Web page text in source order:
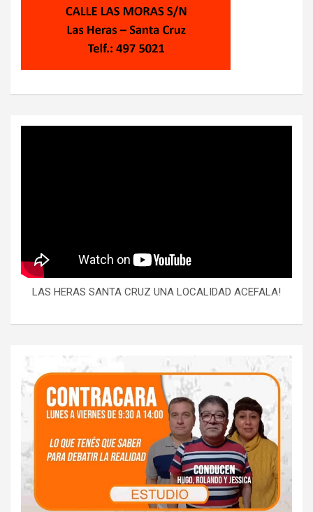
LAS HERAS SANTA CRUZ UNA LOCALIDAD ACEFALA!